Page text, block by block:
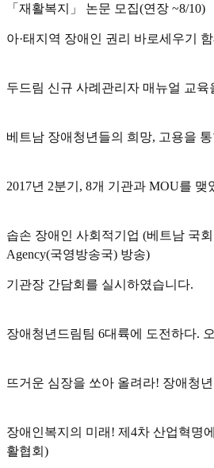
「재활복지」 논문 모집(연장 ~8/10)
아·태지역 장애인 권리 바로세우기
두드림 신규 사례관리자 매뉴얼 교육
베트남 장애청년들의 희망, 고용을
2017년 2분기, 8개 기관과 MOU를 맺
솝손 장애인 사회적기업 (베트남 국회
Agency(국영방송국) 방송)
기관장 간담회를 실시하였습니다.
장애청년드림팀 6대륙에 도전하다.
뜨거운 심장을 쏘아 올려라! 장애청
장애인복지의 미래! 제4차 산업혁명
활협회)